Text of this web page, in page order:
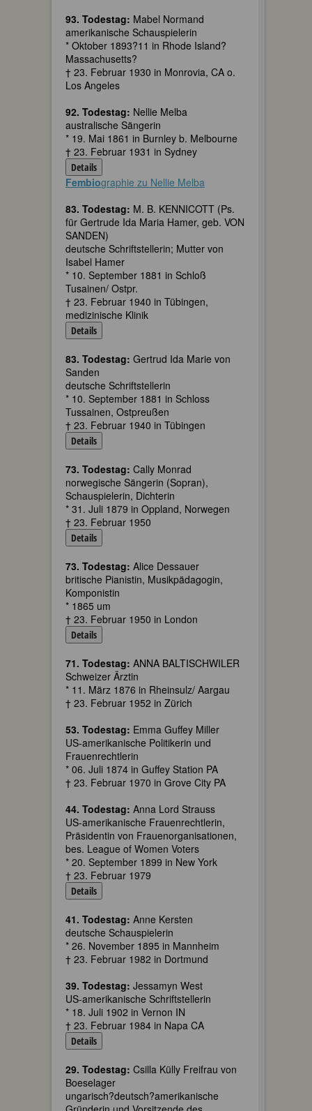
93. Todestag: Mabel Normand
amerikanische Schauspielerin
* Oktober 1893?11 in Rhode Island?
Massachusetts?
† 23. Februar 1930 in Monrovia, CA o.
Los Angeles
92. Todestag: Nellie Melba
australische Sängerin
* 19. Mai 1861 in Burnley b. Melbourne
† 23. Februar 1931 in Sydney
Details
Fembiographie zu Nellie Melba
83. Todestag: M. B. KENNICOTT (Ps.
für Gertrude Ida Maria Hamer, geb. VON
SANDEN)
deutsche Schriftstellerin; Mutter von
Isabel Hamer
* 10. September 1881 in Schloß
Tusainen/ Ostpr.
† 23. Februar 1940 in Tübingen,
medizinische Klinik
Details
83. Todestag: Gertrud Ida Marie von
Sanden
deutsche Schriftstellerin
* 10. September 1881 in Schloss
Tussainen, Ostpreußen
† 23. Februar 1940 in Tübingen
Details
73. Todestag: Cally Monrad
norwegische Sängerin (Sopran),
Schauspielerin, Dichterin
* 31. Juli 1879 in Oppland, Norwegen
† 23. Februar 1950
Details
73. Todestag: Alice Dessauer
britische Pianistin, Musikpädagogin,
Komponistin
* 1865 um
† 23. Februar 1950 in London
Details
71. Todestag: ANNA BALTISCHWILER
Schweizer Ärztin
* 11. März 1876 in Rheinsulz/ Aargau
† 23. Februar 1952 in Zürich
53. Todestag: Emma Guffey Miller
US-amerikanische Politikerin und
Frauenrechtlerin
* 06. Juli 1874 in Guffey Station PA
† 23. Februar 1970 in Grove City PA
44. Todestag: Anna Lord Strauss
US-amerikanische Frauenrechtlerin,
Präsidentin von Frauenorganisationen,
bes. League of Women Voters
* 20. September 1899 in New York
† 23. Februar 1979
Details
41. Todestag: Anne Kersten
deutsche Schauspielerin
* 26. November 1895 in Mannheim
† 23. Februar 1982 in Dortmund
39. Todestag: Jessamyn West
US-amerikanische Schriftstellerin
* 18. Juli 1902 in Vernon IN
† 23. Februar 1984 in Napa CA
Details
29. Todestag: Csilla Külly Freifrau von
Boeselager
ungarisch?deutsch?amerikanische